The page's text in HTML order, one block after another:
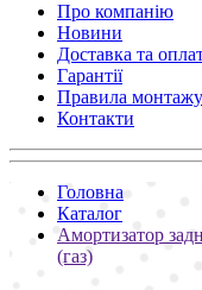
Про компанію
Новини
Доставка та
Гарантії
Правила монтажу
Контакти
Головна
Каталог
Амортизатор
(газ)